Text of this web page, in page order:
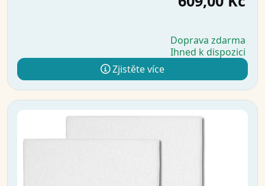
Doprava zdarma
Ihned k dispozici
Zjistěte více